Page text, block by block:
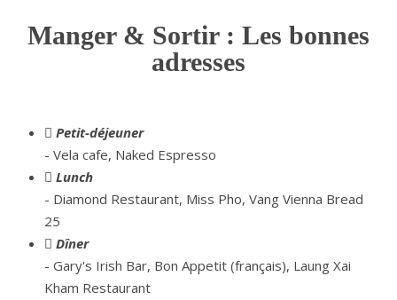
Manger & Sortir : Les bonnes
adresses
Petit-déjeuner
- Vela cafe, Naked Espresso
Lunch
- Diamond Restaurant, Miss Pho, Vang Vienna Bread
25
Dîner
- Gary's Irish Bar, Bon Appetit (français), Laung Xai
Kham Restaurant